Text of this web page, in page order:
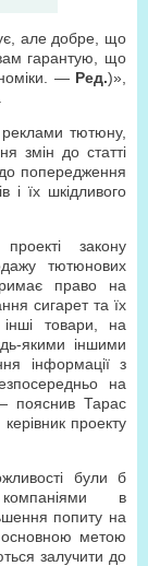
але добре, що
гарантую, що
— Ред.)»,
тютюну,
змін до статті
попередження
і їх шкідливого
закону
тютюнових
право на
сигарет та їх
товари, на
якими іншими
інформації з
на
пояснив Тарас
проекту
були б
в
попиту на
метою
залучити до